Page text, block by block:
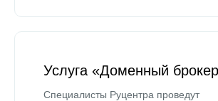
Услуга «Доменный
Специалисты Руцентра проведут